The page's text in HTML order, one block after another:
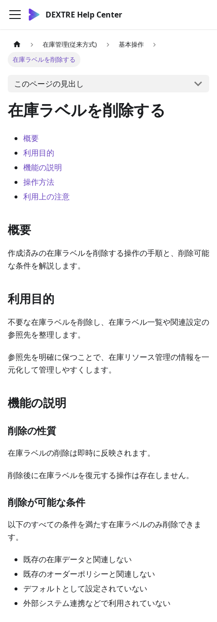
DEXTRE Help Center
在庫管理(従来方式)
基本操作
在庫ラベルを削除する
このページの見出し
在庫ラベルを削除する
概要
利用目的
機能の説明
操作方法
利用上の注意
概要
作成済みの在庫ラベルを削除する操作の手順と、削除可能
な条件を解説します。
利用目的
不要な在庫ラベルを削除し、在庫ラベル一覧や関連設定の
参照先を整理します。
参照先を明確に保つことで、在庫リソース管理の情報を一
元化して管理しやすくします。
機能の説明
削除の性質
在庫ラベルの削除は即時に反映されます。
削除後に在庫ラベルを復元する操作は存在しません。
削除が可能な条件
以下のすべての条件を満たす在庫ラベルのみ削除できま
す。
既存の在庫データと関連しない
既存のオーダーポリシーと関連しない
デフォルトとして設定されていない
外部システム連携などで利用されていない